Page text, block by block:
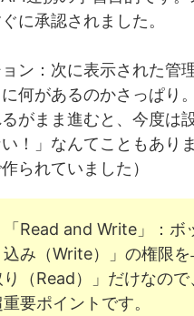
に承認されました。
ン：次に表示された管
何があるのかさっぱり
がまま進むと、今度は
！」なんてこともあり
られていました）
Read and Write」：ボ
み（Write）」の権限
（Read）」だけなの
要ポイントです。